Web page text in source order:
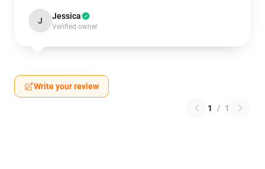
J Jessica
Verified owner
Write your review
1 / 1